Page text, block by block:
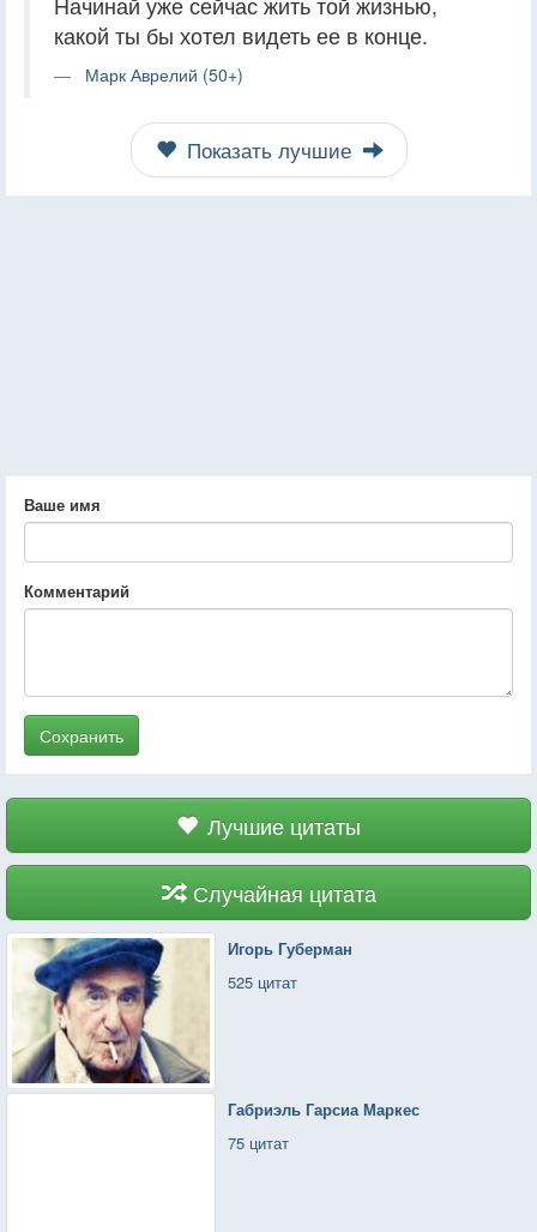
какой ты бы хотел видеть ее в конце.
Марк Аврелий (50+)
Показать лучшие
Ваше имя
Комментарий
Сохранить
Лучшие цитаты
Случайная цитата
Игорь Губерман
525 цитат
Габриэль Гарсиа Маркес
75 цитат